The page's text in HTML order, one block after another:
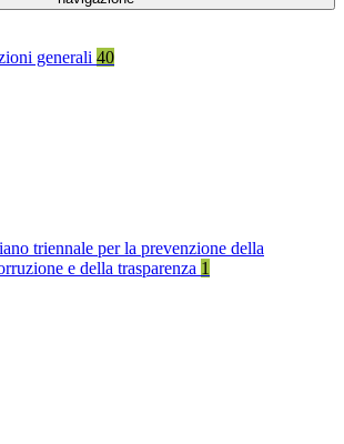
generali 40
triennale per la prevenzione della
e della trasparenza 1